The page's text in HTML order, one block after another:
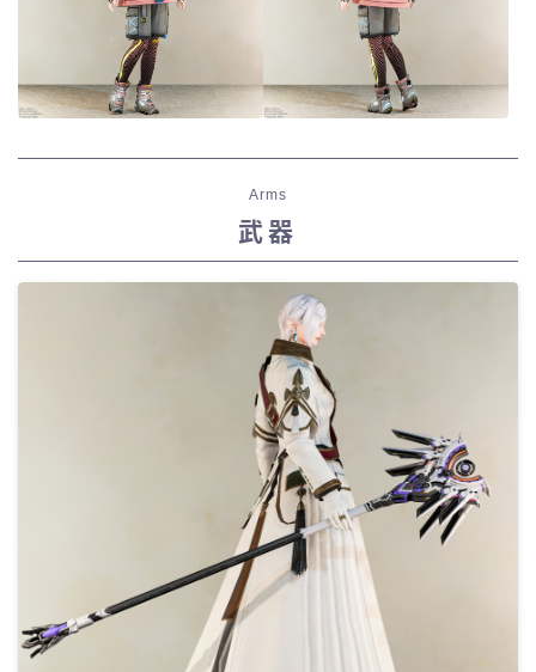
Arms
武器